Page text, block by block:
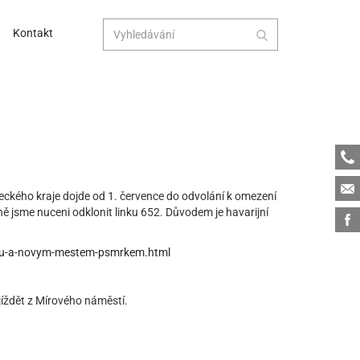
Kontakt
kraje dojde od 1. července do odvolání k omezení
jsme nuceni odklonit linku 652. Důvodem je havarijní
novym-mestem-psmrkem.html
z Mírového náměstí.